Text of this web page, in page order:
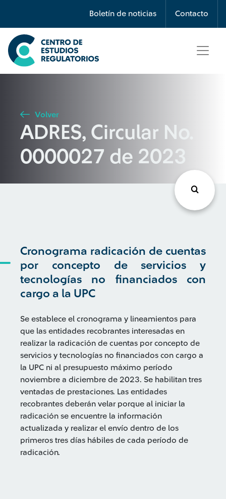
Boletín de noticias Contacto
Búsqueda
Seleccione país
Buscar
Volver
ADRES, Circular No.
0000027 de 2023
Cronograma radicación de cuentas
por concepto de servicios y
tecnologías no financiados con
cargo a la UPC
Se establece el cronograma y lineamientos para
que las entidades recobrantes interesadas en
realizar la radicación de cuentas por concepto de
servicios y tecnologías no financiados con cargo a
la UPC ni al presupuesto máximo período
noviembre a diciembre de 2023. Se habilitan tres
ventadas de prestaciones. Las entidades
recobrantes deberán velar porque al iniciar la
radicación se encuentre la información
actualizada y realizar el envío dentro de los
primeros tres días hábiles de cada período de
radicación.